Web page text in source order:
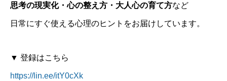
思考の現実化・心の整え方・大人心の育て方など
日常にすぐ使える心理のヒントをお届けしています。
▼ 登録はこちら
https://lin.ee/itY0cXk
プロフィール